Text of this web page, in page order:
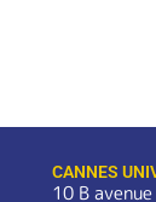
CANNES
10 B